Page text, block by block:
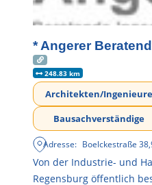
* Angerer
248.83 km
Architekten/Ingenieure
Bausachverständige
Adresse: Boelckestraße 38,
Von der Industrie- und
Regensburg öffentlich